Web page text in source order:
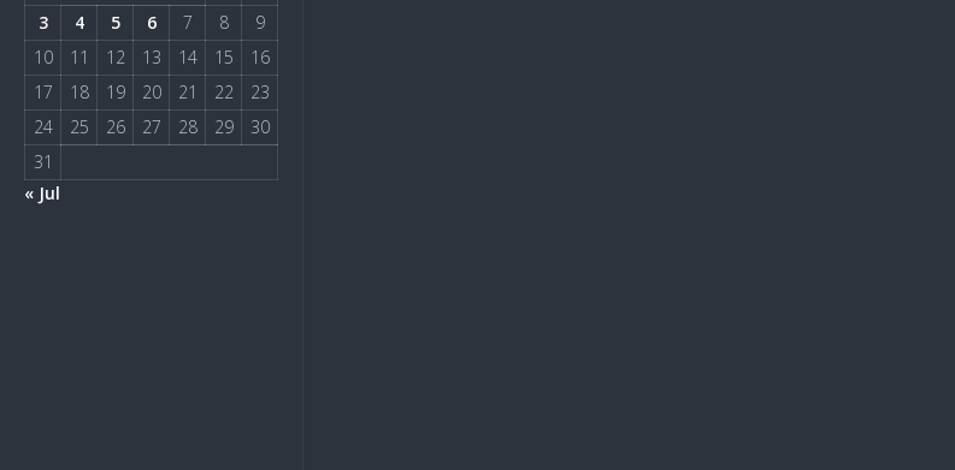
3
4 5 6 7 8
9
10
11 12 13 14 15
16
17
18 19 20 21 22
23
24
25 26 27 28 29
30
31
« Jul